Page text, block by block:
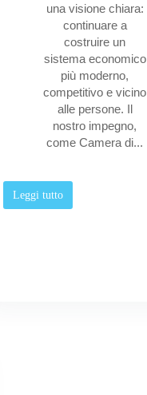
una visione chiara:
continuare a
costruire un
sistema economico
più moderno,
competitivo e vicino
alle persone. Il
nostro impegno,
come Camera di...
Leggi tutto